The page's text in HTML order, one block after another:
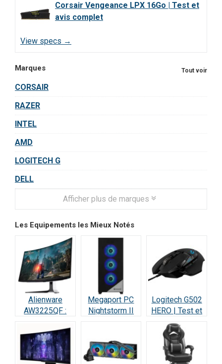
Corsair Vengeance LPX 16Go | Test et
avis complet
View specs →
Marques Tout voir
CORSAIR
RAZER
INTEL
AMD
LOGITECH G
DELL
Afficher plus de marques
Les Equipements les Mieux Notés
Alienware
AW3225QF :
Gaming QD-
OLED 4K 240Hz
Megaport PC
Nightstorm II
Logitech G502
HERO | Test et
Avis : Le
Champion des
Gamers